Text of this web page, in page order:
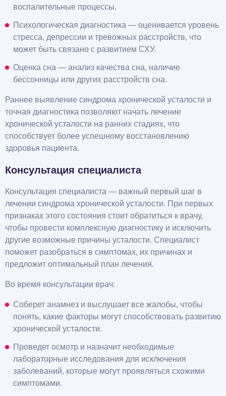
воспалительные процессы.
Психологическая диагностика — оценивается уровень
стресса, депрессии и тревожных расстройств, что
может быть связано с развитием СХУ.
Оценка сна — анализ качества сна, наличие
бессонницы или других расстройств сна.
Раннее выявление синдрома хронической усталости и
точная диагностика позволяют начать лечение
хронической усталости на ранних стадиях, что
способствует более успешному восстановлению
здоровья пациента.
Консультация специалиста
Консультация специалиста — важный первый шаг в
лечении синдрома хронической усталости. При первых
признаках этого состояния стоит обратиться к врачу,
чтобы провести комплексную диагностику и исключить
другие возможные причины усталости. Специалист
поможет разобраться в симптомах, их причинах и
предложит оптимальный план лечения.
Во время консультации врач:
Соберет анамнез и выслушает все жалобы, чтобы
понять, какие факторы могут способствовать развитию
хронической усталости.
Проведет осмотр и назначит необходимые
лабораторные исследования для исключения
заболеваний, которые могут проявляться схожими
симптомами.